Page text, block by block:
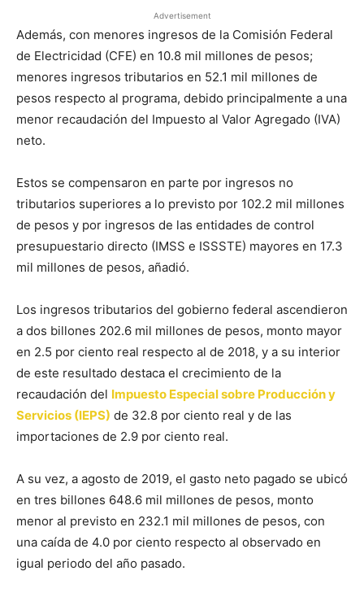
Advertisement
Además, con menores ingresos de la Comisión Federal
de Electricidad (CFE) en 10.8 mil millones de pesos;
menores ingresos tributarios en 52.1 mil millones de
pesos respecto al programa, debido principalmente a una
menor recaudación del Impuesto al Valor Agregado (IVA)
neto.
Estos se compensaron en parte por ingresos no
tributarios superiores a lo previsto por 102.2 mil millones
de pesos y por ingresos de las entidades de control
presupuestario directo (IMSS e ISSSTE) mayores en 17.3
mil millones de pesos, añadió.
Los ingresos tributarios del gobierno federal ascendieron
a dos billones 202.6 mil millones de pesos, monto mayor
en 2.5 por ciento real respecto al de 2018, y a su interior
de este resultado destaca el crecimiento de la
recaudación del Impuesto Especial sobre Producción y
Servicios (IEPS) de 32.8 por ciento real y de las
importaciones de 2.9 por ciento real.
A su vez, a agosto de 2019, el gasto neto pagado se ubicó
en tres billones 648.6 mil millones de pesos, monto
menor al previsto en 232.1 mil millones de pesos, con
una caída de 4.0 por ciento respecto al observado en
igual periodo del año pasado.